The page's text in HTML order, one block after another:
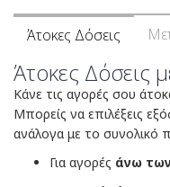
Άτοκες Δόσεις
Άτοκες Δόσεις
Κάνε τις αγορές σου
Μπορείς να επιλέξεις
ανάλογα με το συνολικό
Για αγορές άνω